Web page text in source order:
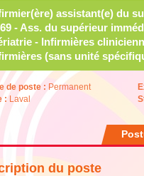
assistant(e) du
- Ass. du supérieur
- Infirmières
(sans unité
de poste : Permanent
: Laval
du poste